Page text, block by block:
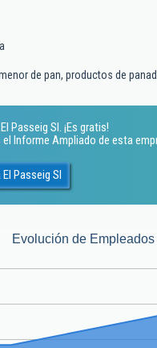
de pan, productos de
Passeig Sl. ¡Es gratis!
Informe Ampliado de esta
Passeig Sl
Evolución de Empleados